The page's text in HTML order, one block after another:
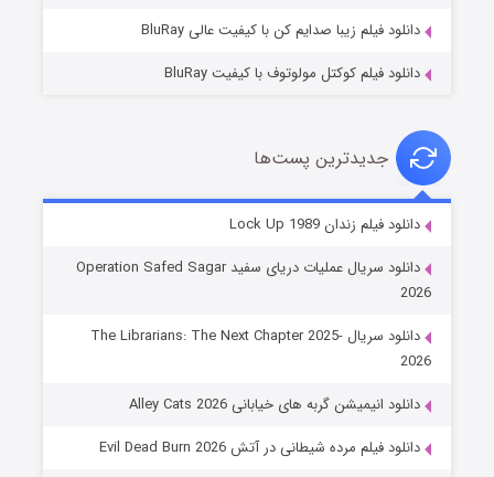
شوهر
دانلود فیلم زیبا صدایم کن با کیفیت عالی BluRay
دانلود فیلم کوکتل مولوتوف با کیفیت BluRay
جدیدترین پست‌ها
دانلود فیلم زندان Lock Up 1989
دانلود سریال عملیات دریای سفید Operation Safed Sagar
2026
دانلود سریال The Librarians: The Next Chapter 2025-
2026
دانلود انیمیشن گربه های خیابانی Alley Cats 2026
دانلود فیلم مرده شیطانی در آتش Evil Dead Burn 2026